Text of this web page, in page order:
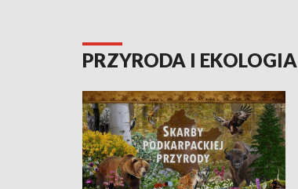
PRZYRODA I EKOLOGIA